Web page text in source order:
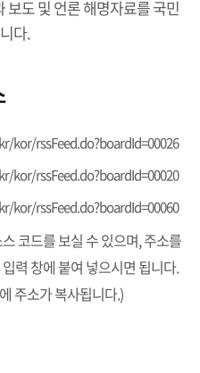
도 및 언론 해명자료를 국민
다.
kor/rssFeed.do?boardId=00026
kor/rssFeed.do?boardId=00020
kor/rssFeed.do?boardId=00060
코드를 보실 수 있으며, 주소를
력 창에 붙여 넣으시면 됩니다.
주소가 복사됩니다.)